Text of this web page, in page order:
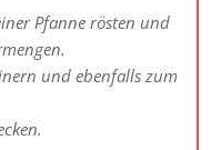
Pfanne rösten und
und ebenfalls zum